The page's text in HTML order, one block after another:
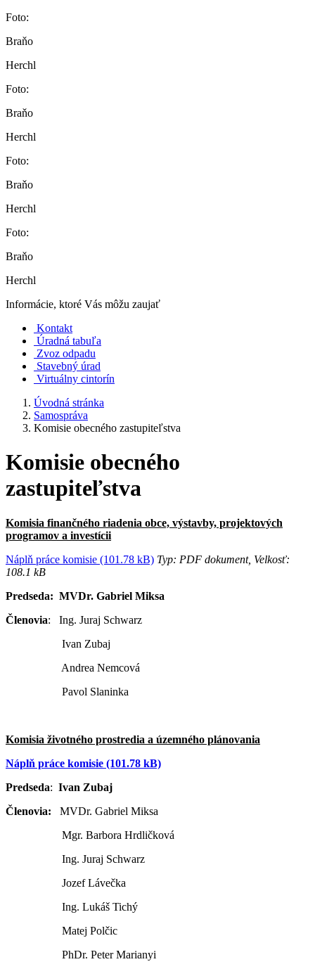
Foto:
Braňo
Herchl
Foto:
Braňo
Herchl
Foto:
Braňo
Herchl
Foto:
Braňo
Herchl
Informácie, ktoré Vás môžu zaujať
Kontakt
Úradná tabuľa
Zvoz odpadu
Stavebný úrad
Virtuálny cintorín
Úvodná stránka
Samospráva
Komisie obecného zastupiteľstva
Komisie obecného
zastupiteľstva
Komisia finančného riadenia obce, výstavby, projektových
programov a investícii
Náplň práce komisie (101.78 kB) Typ: PDF dokument, Velkosť:
108.1 kB
Predseda: MVDr. Gabriel Miksa
Členovia: Ing. Juraj Schwarz
Ivan Zubaj
Andrea Nemcová
Pavol Slaninka
Komisia životného prostredia a územného plánovania
Náplň práce komisie (101.78 kB)
Predseda: Ivan Zubaj
Členovia: MVDr. Gabriel Miksa
Mgr. Barbora Hrdličková
Ing. Juraj Schwarz
Jozef Lávečka
Ing. Lukáš Tichý
Matej Polčic
PhDr. Peter Marianyi